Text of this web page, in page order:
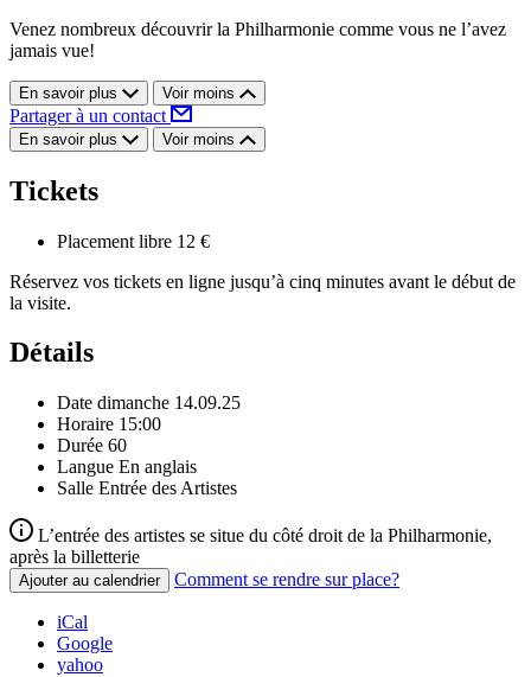
Venez nombreux découvrir la Philharmonie comme vous ne l’avez
jamais vue!
En savoir plus Voir moins
Partager à un contact
En savoir plus Voir moins
Tickets
Placement libre 12 €
Réservez vos tickets en ligne jusqu’à cinq minutes avant le début de
la visite.
Détails
Date dimanche 14.09.25
Horaire 15:00
Durée 60
Langue En anglais
Salle Entrée des Artistes
L’entrée des artistes se situe du côté droit de la Philharmonie,
après la billetterie
Ajouter au calendrier Comment se rendre sur place?
iCal
Google
yahoo